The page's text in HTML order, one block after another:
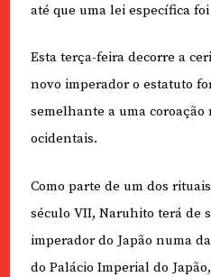
até que uma lei específica
Esta terça-feira decorre a
novo imperador o estatuto
semelhante a uma coroação
ocidentais.
Como parte de um dos
século VII, Naruhito terá de
imperador do Japão numa
do Palácio Imperial do